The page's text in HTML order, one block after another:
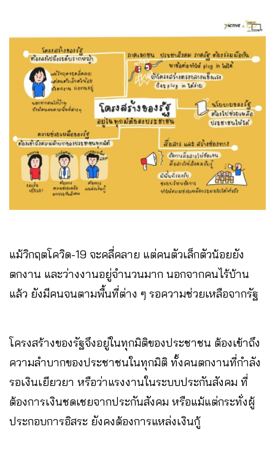
แม้วิกฤตโควิด-19 จะคลี่คลาย แต่คนตัวเล็กตัวน้อยยัง
ตกงาน และว่างงานอยู่จำนวนมาก นอกจากคนไร้บ้าน
แล้ว ยังมีคนจนตามพื้นที่ต่าง ๆ รอความช่วยเหลือจากรัฐ
โครงสร้างของรัฐจึงอยู่ในทุกมิติของประชาชน ต้องเข้าถึง
ความลำบากของประชาชนในทุกมิติ ทั้งคนตกงานที่กำลัง
รอเงินเยียวยา หรือว่าแรงงานในระบบประกันสังคม ที่
ต้องการเงินชดเชยจากประกันสังคม หรือแม้แต่กระทั่งผู้
ประกอบการอิสระ ยังคงต้องการแหล่งเงินกู้